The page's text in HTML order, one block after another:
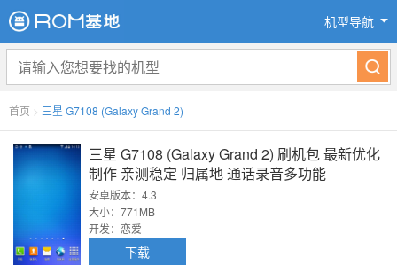
机型导航
首页 > 三星 G7108 (Galaxy Grand 2)
三星 G7108 (Galaxy Grand 2) 刷机包 最新优化
制作 亲测稳定 归属地 通话录音多功能
安卓版本：4.3
大小：771MB
开发：恋爱
下载